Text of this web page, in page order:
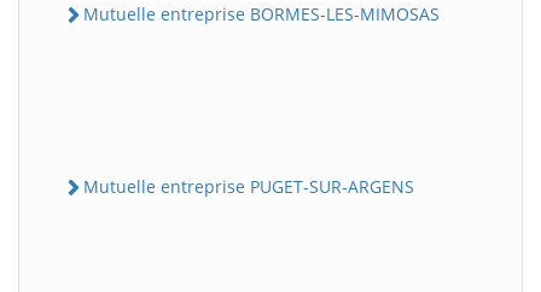
Mutuelle entreprise BORMES-LES-MIMOSAS
Mutuelle entreprise PUGET-SUR-ARGENS